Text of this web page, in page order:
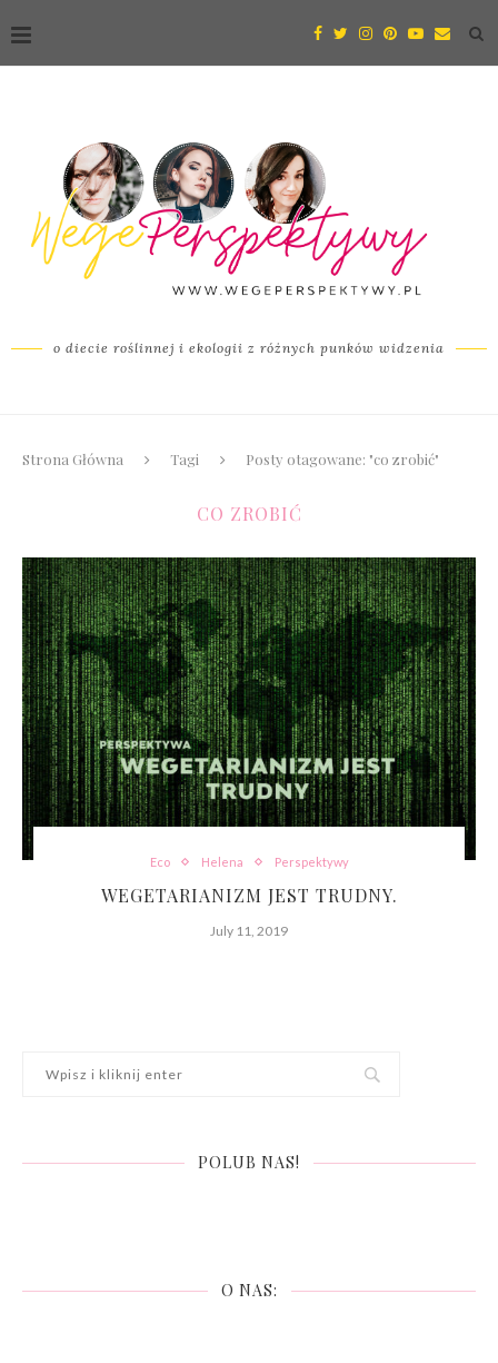
o diecie roślinnej i ekologii z różnych punków widzenia
Strona Główna Tagi Posty otagowane: "co zrobić"
CO ZROBIĆ
Eco Helena Perspektywy
WEGETARIANIZM JEST TRUDNY.
July 11, 2019
POLUB NAS!
O NAS: